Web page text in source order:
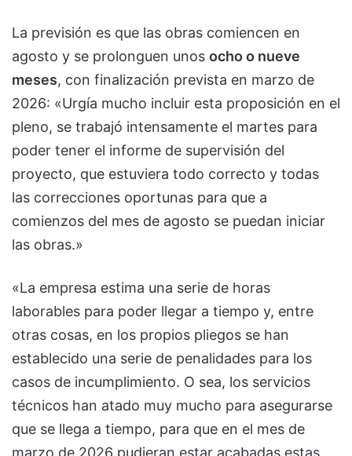
La previsión es que las obras comiencen en
agosto y se prolonguen unos ocho o nueve
meses, con finalización prevista en marzo de
2026: «Urgía mucho incluir esta proposición en el
pleno, se trabajó intensamente el martes para
poder tener el informe de supervisión del
proyecto, que estuviera todo correcto y todas
las correcciones oportunas para que a
comienzos del mes de agosto se puedan iniciar
las obras.»
«La empresa estima una serie de horas
laborables para poder llegar a tiempo y, entre
otras cosas, en los propios pliegos se han
establecido una serie de penalidades para los
casos de incumplimiento. O sea, los servicios
técnicos han atado muy mucho para asegurarse
que se llega a tiempo, para que en el mes de
marzo de 2026 pudieran estar acabadas estas